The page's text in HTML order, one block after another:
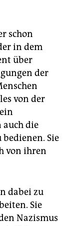
schon
in dem
über
der
von der
die
Sie
von ihren
dabei zu
Sie
Nazismus